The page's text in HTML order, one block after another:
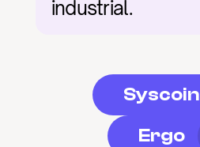
industrial.
Syscoin
Ergo